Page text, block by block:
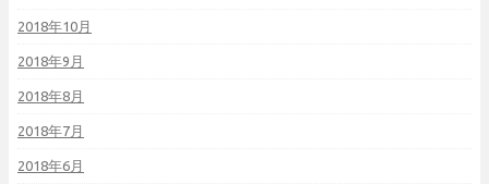
2018年10月
2018年9月
2018年8月
2018年7月
2018年6月